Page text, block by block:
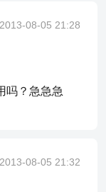
2013-08-05 21:28
吗？急急急
2013-08-05 21:32